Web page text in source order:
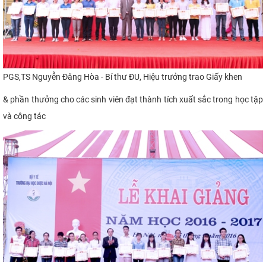
PGS,TS Nguyễn Đăng Hòa - Bí thư ĐU, Hiệu trưởng trao Giấy khen
& phần thưởng cho các sinh viên đạt thành tích xuất sắc trong học tập
và công tác